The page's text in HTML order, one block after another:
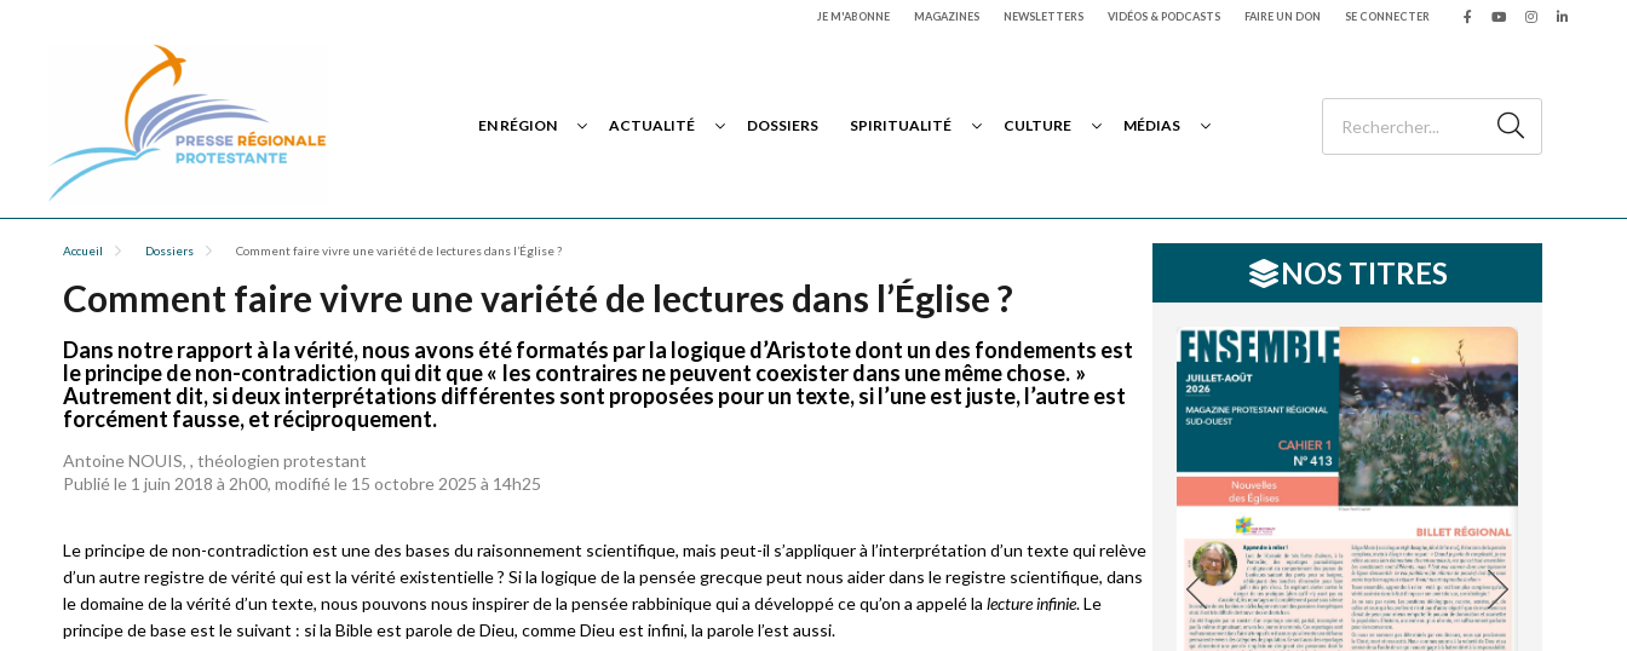
JE M'ABONNE MAGAZINES NEWSLETTERS VIDÉOS & PODCASTS FAIRE UN DON SE CONNECTER
EN RÉGION ACTUALITÉ DOSSIERS SPIRITUALITÉ CULTURE MÉDIAS
Accueil Dossiers Comment faire vivre une variété de lectures dans l’Église ?
Comment faire vivre une variété de lectures dans l’Église ?
Dans notre rapport à la vérité, nous avons été formatés par la logique d’Aristote dont un des fondements est
le principe de non-contradiction qui dit que « les contraires ne peuvent coexister dans une même chose. »
Autrement dit, si deux interprétations différentes sont proposées pour un texte, si l’une est juste, l’autre est
forcément fausse, et réciproquement.
Antoine NOUIS, , théologien protestant
Publié le 1 juin 2018 à 2h00, modifié le 15 octobre 2025 à 14h25
Le principe de non-contradiction est une des bases du raisonnement scientifique, mais peut-il s’appliquer à l’interprétation d’un texte qui relève
d’un autre registre de vérité qui est la vérité existentielle ? Si la logique de la pensée grecque peut nous aider dans le registre scientifique, dans
le domaine de la vérité d’un texte, nous pouvons nous inspirer de la pensée rabbinique qui a développé ce qu’on a appelé la lecture infinie. Le
principe de base est le suivant : si la Bible est parole de Dieu, comme Dieu est infini, la parole l’est aussi.
NOS TITRES